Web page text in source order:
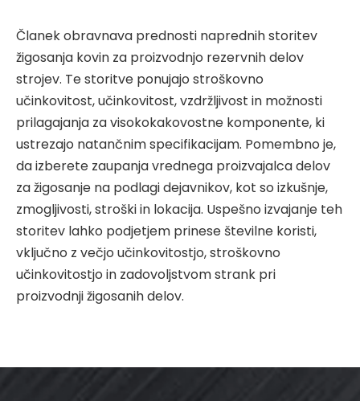
Članek obravnava prednosti naprednih storitev
žigosanja kovin za proizvodnjo rezervnih delov
strojev. Te storitve ponujajo stroškovno
učinkovitost, učinkovitost, vzdržljivost in možnosti
prilagajanja za visokokakovostne komponente, ki
ustrezajo natančnim specifikacijam. Pomembno je,
da izberete zaupanja vrednega proizvajalca delov
za žigosanje na podlagi dejavnikov, kot so izkušnje,
zmogljivosti, stroški in lokacija. Uspešno izvajanje teh
storitev lahko podjetjem prinese številne koristi,
vključno z večjo učinkovitostjo, stroškovno
učinkovitostjo in zadovoljstvom strank pri
proizvodnji žigosanih delov.